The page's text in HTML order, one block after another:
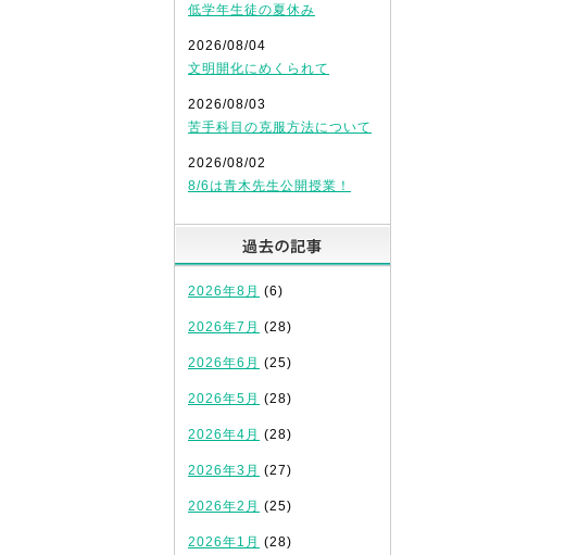
低学年生徒の夏休み
2026/08/04
文明開化にめくられて
2026/08/03
苦手科目の克服方法について
2026/08/02
8/6は青木先生公開授業！
2026年8月 (6)
2026年7月 (28)
2026年6月 (25)
2026年5月 (28)
2026年4月 (28)
2026年3月 (27)
2026年2月 (25)
2026年1月 (28)